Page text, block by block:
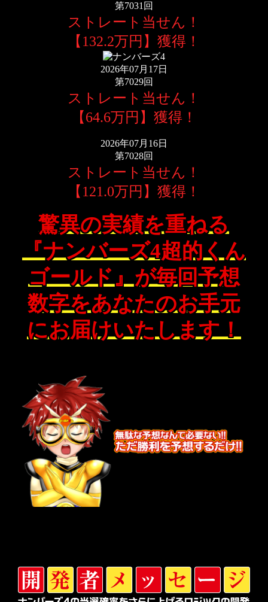
第7031回
ストレート当せん！
【132.2万円】獲得！
2026年07月17日
第7029回
ストレート当せん！
【64.6万円】獲得！
2026年07月16日
第7028回
ストレート当せん！
【121.0万円】獲得！
驚異の実績を重ねる
『ナンバーズ4超的くん
ゴールド』が毎回予想
数字をあなたのお手元
にお届けいたします！